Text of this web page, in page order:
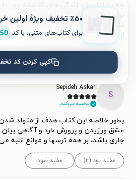
چه به تناسخ و زندگی های گذشته باور
برای شماست چون قطعا فرای وجودیت
کتاب بخش هایی از روحتون رو بیدار
از دست... بیشتر
مفید بود (۵)
S
Sepideh Askari
توصیه می‌کنم.
بطور خلاصه این کتاب هدف از متولد
عشق ورزیدن و پرورش خرد و آگاهی
جاری باشد، بر همه ترسها و موانع غلبه
مفید بود (۲) مفید نبود
٪۵۰ تخفیف ویژۀ اولین خرید
برای کتاب‌های متنی، با کد
کپی کردن کد